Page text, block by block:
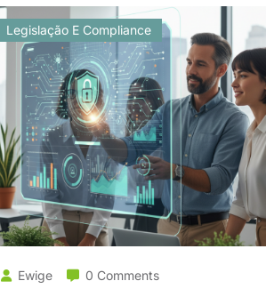
Legislação E Compliance
Ewige 0 Comments